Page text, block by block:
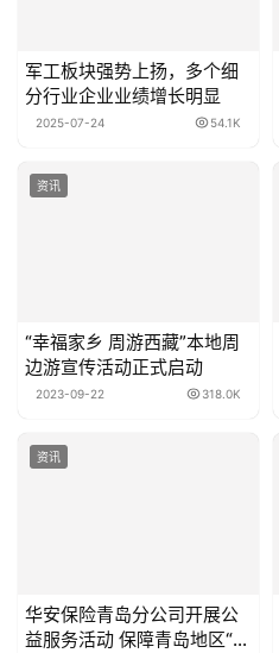
军工板块强势上扬，多个细
分行业企业业绩增长明显
2025-07-24 54.1K
资讯
“幸福家乡 周游西藏”本地周
边游宣传活动正式启动
2023-09-22 318.0K
资讯
华安保险青岛分公司开展公
益服务活动 保障青岛地区“双